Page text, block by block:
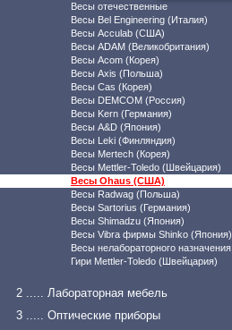
Весы отечественные
Весы Bel Engineering (Италия)
Весы Acculab (США)
Весы ADAM (Великобритания)
Весы Acom (Корея)
Весы Axis (Польша)
Весы Cas (Корея)
Весы DEMCOM (Россия)
Весы Kern (Германия)
Весы A&D (Япония)
Весы Leki (Финляндия)
Весы Mertech (Корея)
Весы Mettler-Toledo (Швейцария)
Весы Ohaus (США)
Весы Radwag (Польша)
Весы Sartorius (Германия)
Весы Shimadzu (Япония)
Весы Vibra фирмы Shinko (Япония)
Весы нелабораторного назначения
Гири Mettler-Toledo (Швейцария)
2 ..... Лабораторная мебель
3 ..... Оптические приборы